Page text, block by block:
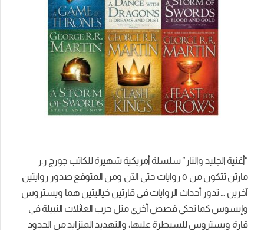
“أغنية الجليد والنار” سلسلة أمريكية شهيرة للكاتب جورج ر.ر
مارتن تتكون من ٥ روايات حتى الآن ومن المتوقع صدور روايتين
آخرين … تدور أحداث الروايات في قارتين خياليتين هما ويستروس
وإيسوس كما تحكى قصص أخرى مثل حرب العائلات النبيلة في
قارة ويستروس للسيطرة عليها، والتهديد المتزايد من الحدود